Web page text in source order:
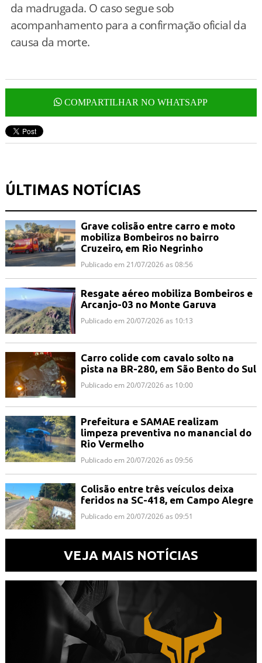
da madrugada. O caso segue sob
acompanhamento para a confirmação oficial da
causa da morte.
COMPARTILHAR NO WHATSAPP
ÚLTIMAS NOTÍCIAS
Grave colisão entre carro e moto
mobiliza Bombeiros no bairro
Cruzeiro, em Rio Negrinho
Publicado em 21/07/2026 as 08:56
Resgate aéreo mobiliza Bombeiros e
Arcanjo-03 no Monte Garuva
Publicado em 20/07/2026 as 10:13
Carro colide com cavalo solto na
pista na BR-280, em São Bento do Sul
Publicado em 20/07/2026 as 10:00
Prefeitura e SAMAE realizam
limpeza preventiva no manancial do
Rio Vermelho
Publicado em 20/07/2026 as 09:56
Colisão entre três veículos deixa
feridos na SC-418, em Campo Alegre
Publicado em 20/07/2026 as 09:51
VEJA MAIS NOTÍCIAS